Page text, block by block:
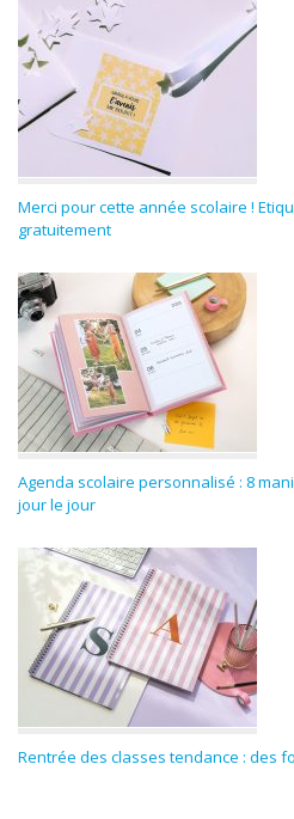
Merci pour cette année scolaire !
gratuitement
Agenda scolaire personnalisé : 8
jour le jour
Rentrée des classes tendance : des